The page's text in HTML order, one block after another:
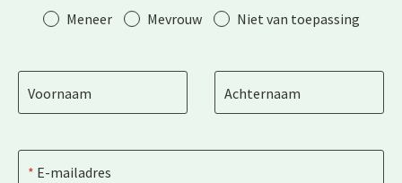
AanhefMeneer Mevrouw Niet van toepassing
Voornaam Achternaam
E-mailadres